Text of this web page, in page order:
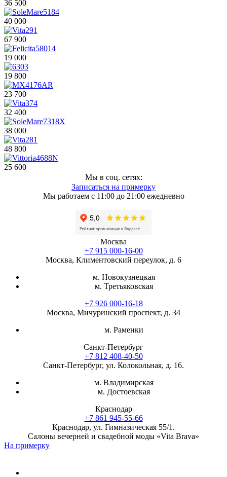
36 500
40 000
67 900
19 000
19 800
23 700
32 400
38 000
48 800
25 600
Мы в соц. сетях:
Записаться на примерку
Мы работаем с 11:00 до 21:00 ежедневно
Москва
+7 915 000-16-00
Москва, Климентовский переулок, д. 6
м. Новокузнецкая
м. Третьяковская
+7 926 000-16-18
Москва, Мичуринский проспект, д. 34
м. Раменки
Санкт-Петербург
+7 812 408-40-50
Санкт-Петербург, ул. Колокольная, д. 16.
м. Владимирская
м. Достоевская
Краснодар
+7 861 945-55-66
Краснодар, ул. Гимназическая 55/1.
Салоны вечерней и свадебной моды «Vita Brava»
На примерку